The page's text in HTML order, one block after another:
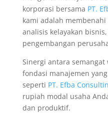
korporasi bersama PT.
kami adalah
analisis kelayakan
pengembangan
Sinergi antara
fondasi manajemen
seperti PT. Efba
rupiah modal usaha
dan produktif.